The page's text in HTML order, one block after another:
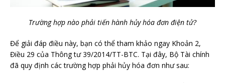
Trường hợp nào phải tiến hành hủy hóa đơn điện tử?
Để giải đáp điều này, bạn có thể tham khảo ngay Khoản 2,
Điều 29 của Thông tư 39/2014/TT-BTC. Tại đây, Bộ Tài chính
đã quy định các trường hợp phải hủy hóa đơn như sau: